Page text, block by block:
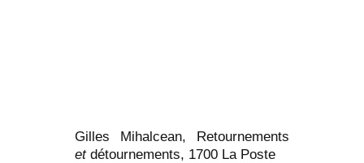
Gilles Mihalcean, Retournements
et détournements, 1700 La Poste